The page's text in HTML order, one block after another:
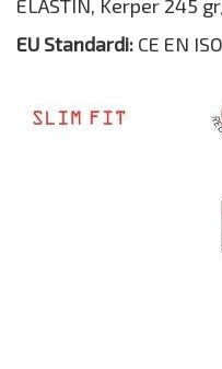
ELASTIN, Kerper 245
EU Standardi: CE EN